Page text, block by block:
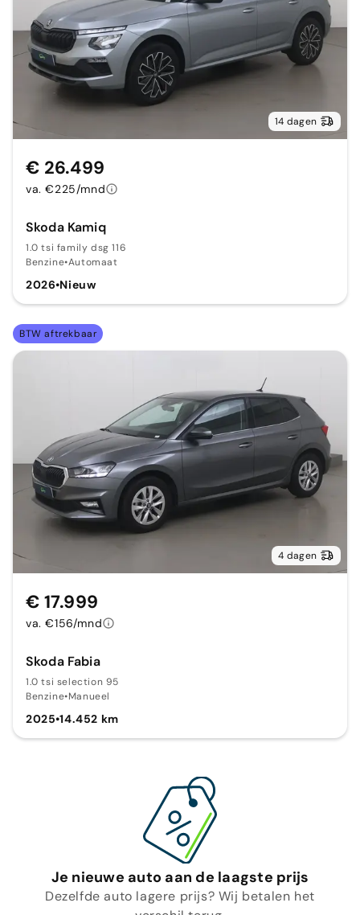
14 dagen
Skoda Kamiq
1.0 tsi family dsg 116
Benzine•Automaat
2026•Nieuw
€ 26.499
va. €225/mnd
BTW aftrekbaar
4 dagen
Skoda Fabia
1.0 tsi selection 95
Benzine•Manueel
2025•14.452 km
€ 17.999
va. €156/mnd
Je nieuwe auto aan de laagste prijs
Dezelfde auto lagere prijs? Wij betalen het